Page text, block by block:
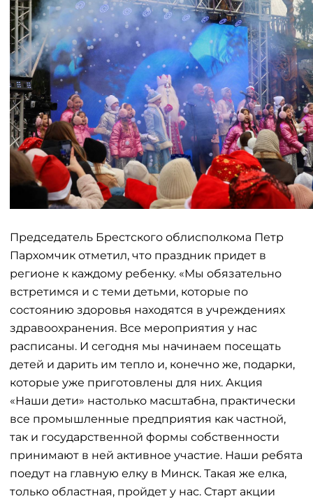
Председатель Брестского облисполкома Петр
Пархомчик отметил, что праздник придет в
регионе к каждому ребенку. «Мы обязательно
встретимся и с теми детьми, которые по
состоянию здоровья находятся в учреждениях
здравоохранения. Все мероприятия у нас
расписаны. И сегодня мы начинаем посещать
детей и дарить им тепло и, конечно же, подарки,
которые уже приготовлены для них. Акция
«Наши дети» настолько масштабна, практически
все промышленные предприятия как частной,
так и государственной формы собственности
принимают в ней активное участие. Наши ребята
поедут на главную елку в Минск. Такая же елка,
только областная, пройдет у нас. Старт акции